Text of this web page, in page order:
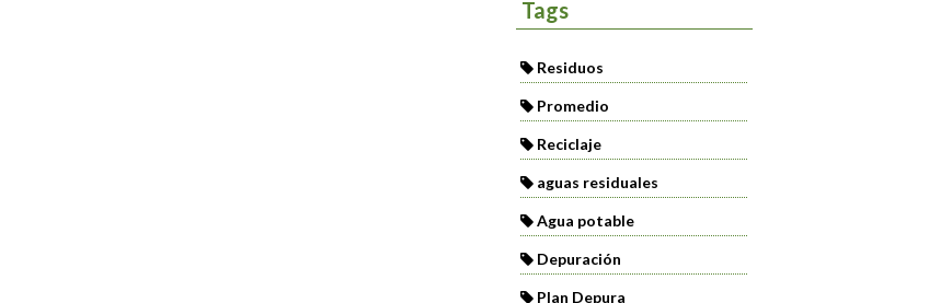
Tags
Residuos
Promedio
Reciclaje
aguas residuales
Agua potable
Depuración
Plan Depura